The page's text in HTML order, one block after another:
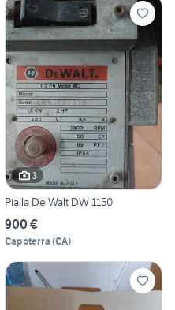
3
Pialla De Walt DW 1150
900 €
Capoterra (CA)